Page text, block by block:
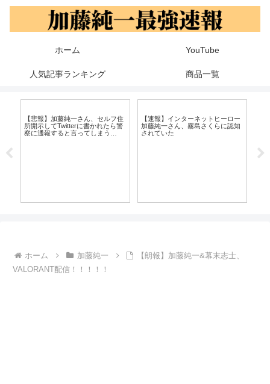
ホーム YouTube
人気記事ランキング 商品一覧
ホーム 加藤純一
【朗報】加藤純一&幕末志士、
VALORANT配信！！！！！